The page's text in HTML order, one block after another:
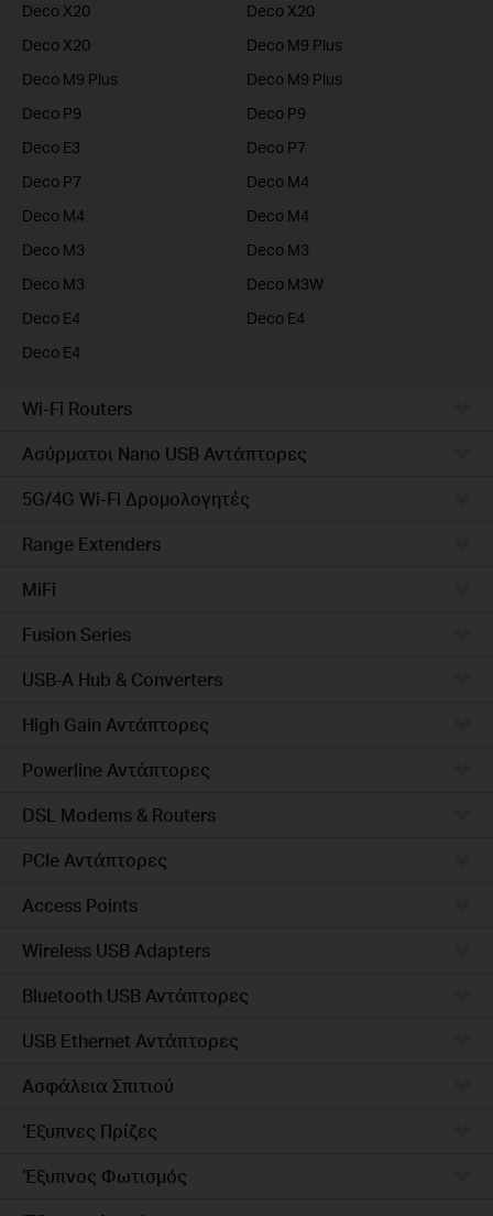
Deco X20
Deco X20
Deco X20
Deco M9 Plus
Deco M9 Plus
Deco M9 Plus
Deco P9
Deco P9
Deco E3
Deco P7
Deco P7
Deco M4
Deco M4
Deco M4
Deco M3
Deco M3
Deco M3
Deco M3W
Deco E4
Deco E4
Deco E4
Wi-Fi Routers
Ασύρματοι Nano USB Αντάπτορες
5G/4G Wi-Fi Δρομολογητές
Range Extenders
MiFi
Fusion Series
USB-A Hub & Converters
High Gain Αντάπτορες
Powerline Αντάπτορες
DSL Modems & Routers
PCIe Αντάπτορες
Access Points
Wireless USB Adapters
Bluetooth USB Αντάπτορες
USB Ethernet Αντάπτορες
Ασφάλεια Σπιτιού
Έξυπνες Πρίζες
Έξυπνος Φωτισμός